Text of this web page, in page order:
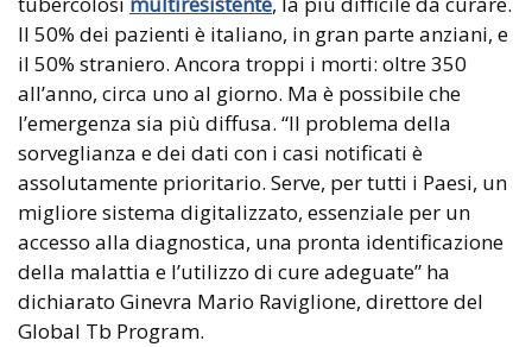
Il 50% dei pazienti è italiano, in gran parte anziani, e
il 50% straniero. Ancora troppi i morti: oltre 350
all’anno, circa uno al giorno. Ma è possibile che
l’emergenza sia più diffusa. “Il problema della
sorveglianza e dei dati con i casi notificati è
assolutamente prioritario. Serve, per tutti i Paesi, un
migliore sistema digitalizzato, essenziale per un
accesso alla diagnostica, una pronta identificazione
della malattia e l’utilizzo di cure adeguate” ha
dichiarato Ginevra Mario Raviglione, direttore del
Global Tb Program.